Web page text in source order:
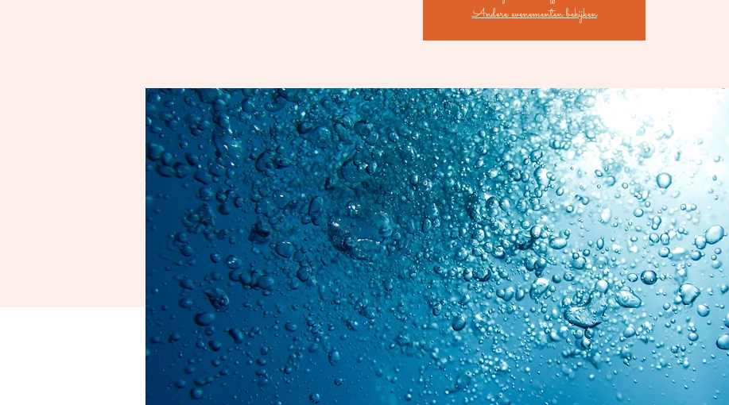
Andere evenementen bekijken